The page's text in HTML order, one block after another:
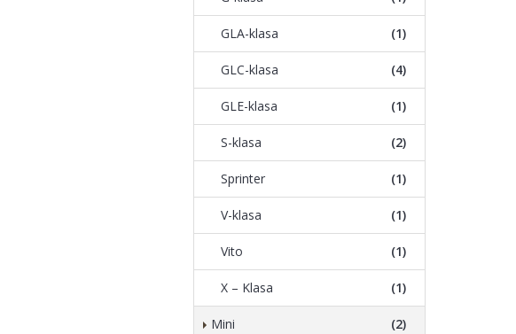
GLA-klasa (1)
GLC-klasa (4)
GLE-klasa (1)
S-klasa (2)
Sprinter (1)
V-klasa (1)
Vito (1)
X – Klasa (1)
Mini (2)